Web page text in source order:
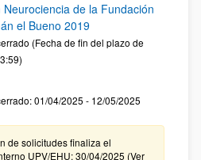
de la Fundación
el Bueno 2019
(Fecha de fin del plazo de
01/04/2025 - 12/05/2025
de solicitudes finaliza el
UPV/EHU: 30/04/2025 (Ver